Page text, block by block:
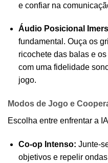
e confiar na
Áudio Posicional
fundamental. Ouça os
ricochete das balas e
com uma fidelidade
jogo.
Modos de Jogo e
Escolha entre enfrentar a
Co-op Intenso: Junte-
objetivos e repelir